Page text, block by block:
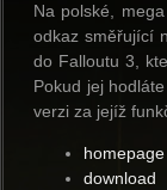
Na polské,
odkaz směřující
do Falloutu 3,
Pokud jej
verzi za jejíž
download